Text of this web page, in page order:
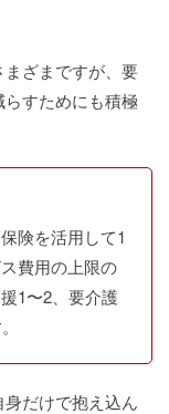
ざまですが、要
すためにも積極
険を活用して1
費用の上限の
1〜2、要介護
だけで抱え込ん